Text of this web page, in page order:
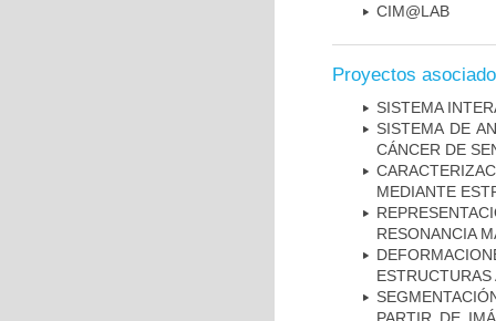
CIM@LAB
Proyectos
SISTEMA
SISTEMA DE
CÁNCER DE
MEDIANTE
RESONANCIA